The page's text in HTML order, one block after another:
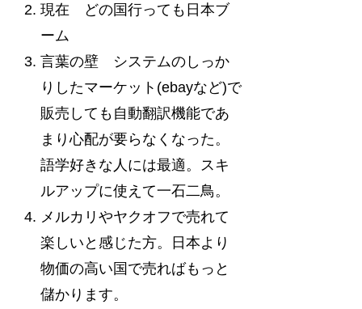
現在 どの国行っても日本ブ
ーム
言葉の壁 システムのしっか
りしたマーケット(ebayなど)で
販売しても自動翻訳機能であ
まり心配が要らなくなった。
語学好きな人には最適。スキ
ルアップに使えて一石二鳥。
メルカリやヤクオフで売れて
楽しいと感じた方。日本より
物価の高い国で売ればもっと
儲かります。